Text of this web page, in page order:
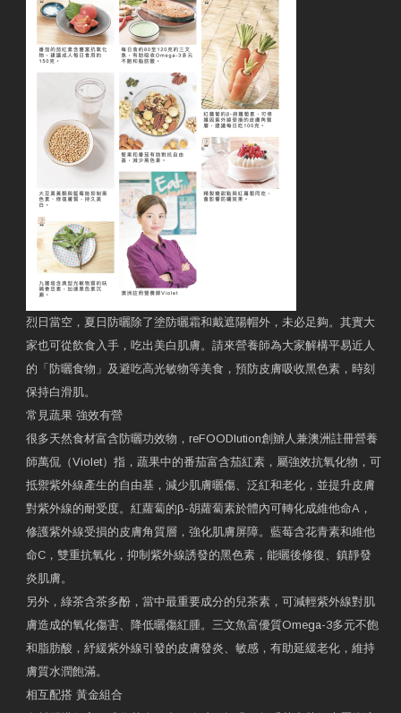
烈日當空，夏日防曬除了塗防曬霜和戴遮陽帽外，未必足夠。其實大
家也可從飲食入手，吃出美白肌膚。請來營養師為大家解構平易近人
的「防曬食物」及避吃高光敏物等美食，預防皮膚吸收黑色素，時刻
保持白滑肌。
常見蔬果 強效有營
很多天然食材富含防曬功效物，reFOODlution創辧人兼澳洲註冊營養
師萬侃（Violet）指，蔬果中的番茄富含茄紅素，屬強效抗氧化物，可
抵禦紫外線產生的自由基，減少肌膚曬傷、泛紅和老化，並提升皮膚
對紫外線的耐受度。紅蘿蔔的β-胡蘿蔔素於體內可轉化成維他命A，
修護紫外線受損的皮膚角質層，強化肌膚屏障。藍莓含花青素和維他
命C，雙重抗氧化，抑制紫外線誘發的黑色素，能曬後修復、鎮靜發
炎肌膚。
另外，綠茶含茶多酚，當中最重要成分的兒茶素，可減輕紫外線對肌
膚造成的氧化傷害、降低曬傷紅腫。三文魚富優質Omega-3多元不飽
和脂肪酸，紓緩紫外線引發的皮膚發炎、敏感，有助延緩老化，維持
膚質水潤飽滿。
相互配搭 黃金組合